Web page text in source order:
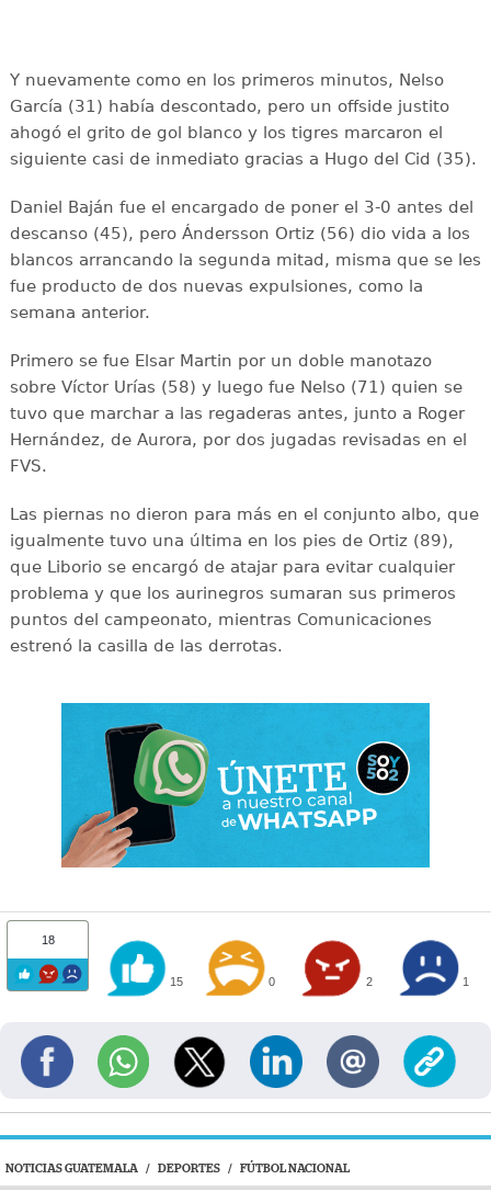
Y nuevamente como en los primeros minutos, Nelso
García (31) había descontado, pero un offside justito
ahogó el grito de gol blanco y los tigres marcaron el
siguiente casi de inmediato gracias a Hugo del Cid (35).
Daniel Baján fue el encargado de poner el 3-0 antes del
descanso (45), pero Ándersson Ortiz (56) dio vida a los
blancos arrancando la segunda mitad, misma que se les
fue producto de dos nuevas expulsiones, como la
semana anterior.
Primero se fue Elsar Martin por un doble manotazo
sobre Víctor Urías (58) y luego fue Nelso (71) quien se
tuvo que marchar a las regaderas antes, junto a Roger
Hernández, de Aurora, por dos jugadas revisadas en el
FVS.
Las piernas no dieron para más en el conjunto albo, que
igualmente tuvo una última en los pies de Ortiz (89),
que Liborio se encargó de atajar para evitar cualquier
problema y que los aurinegros sumaran sus primeros
puntos del campeonato, mientras Comunicaciones
estrenó la casilla de las derrotas.
18
15 0 2 1
NOTICIAS GUATEMALA / DEPORTES / FÚTBOL NACIONAL